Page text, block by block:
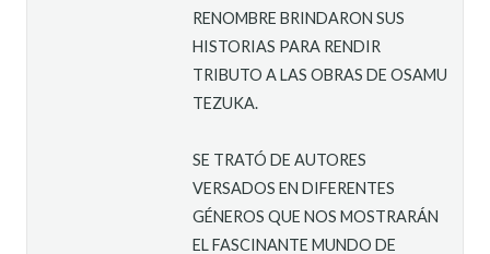
RENOMBRE BRINDARON SUS
HISTORIAS PARA RENDIR
TRIBUTO A LAS OBRAS DE OSAMU
TEZUKA.
SE TRATÓ DE AUTORES
VERSADOS EN DIFERENTES
GÉNEROS QUE NOS MOSTRARÁN
EL FASCINANTE MUNDO DE